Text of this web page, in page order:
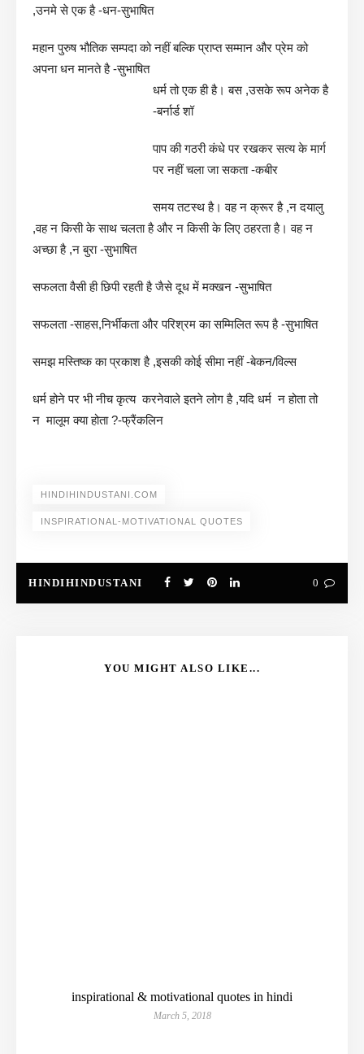
,उनमे से एक है -धन-सुभाषित
महान पुरुष भौतिक सम्पदा को नहीं बल्कि प्राप्त सम्मान और प्रेम को
अपना धन मानते है -सुभाषित
धर्म तो एक ही है। बस ,उसके रूप अनेक है
-बर्नार्ड शॉ
पाप की गठरी कंधे पर रखकर सत्य के मार्ग
पर नहीं चला जा सकता -कबीर
समय तटस्थ है। वह न क्रूर है ,न दयालु
,वह न किसी के साथ चलता है और न किसी के लिए ठहरता है। वह न
अच्छा है ,न बुरा -सुभाषित
सफलता वैसी ही छिपी रहती है जैसे दूध में मक्खन -सुभाषित
सफलता -साहस,निर्भीकता और परिश्रम का सम्मिलित रूप है -सुभाषित
समझ मस्तिष्क का प्रकाश है ,इसकी कोई सीमा नहीं -बेकन/विल्स
धर्म होने पर भी नीच कृत्य करनेवाले इतने लोग है ,यदि धर्म न होता तो
न मालूम क्या होता ?-फ्रैंकलिन
HINDIHINDUSTANI.COM
INSPIRATIONAL-MOTIVATIONAL QUOTES
HINDIHINDUSTANI 0
YOU MIGHT ALSO LIKE...
inspirational & motivational quotes in hindi
March 5, 2018